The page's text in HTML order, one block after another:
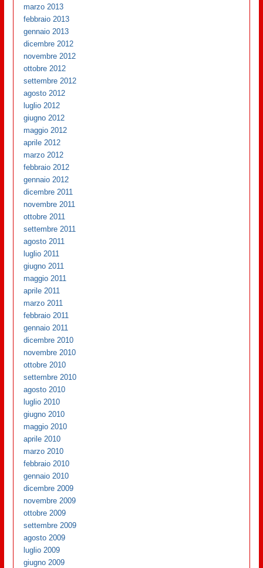
marzo 2013
febbraio 2013
gennaio 2013
dicembre 2012
novembre 2012
ottobre 2012
settembre 2012
agosto 2012
luglio 2012
giugno 2012
maggio 2012
aprile 2012
marzo 2012
febbraio 2012
gennaio 2012
dicembre 2011
novembre 2011
ottobre 2011
settembre 2011
agosto 2011
luglio 2011
giugno 2011
maggio 2011
aprile 2011
marzo 2011
febbraio 2011
gennaio 2011
dicembre 2010
novembre 2010
ottobre 2010
settembre 2010
agosto 2010
luglio 2010
giugno 2010
maggio 2010
aprile 2010
marzo 2010
febbraio 2010
gennaio 2010
dicembre 2009
novembre 2009
ottobre 2009
settembre 2009
agosto 2009
luglio 2009
giugno 2009